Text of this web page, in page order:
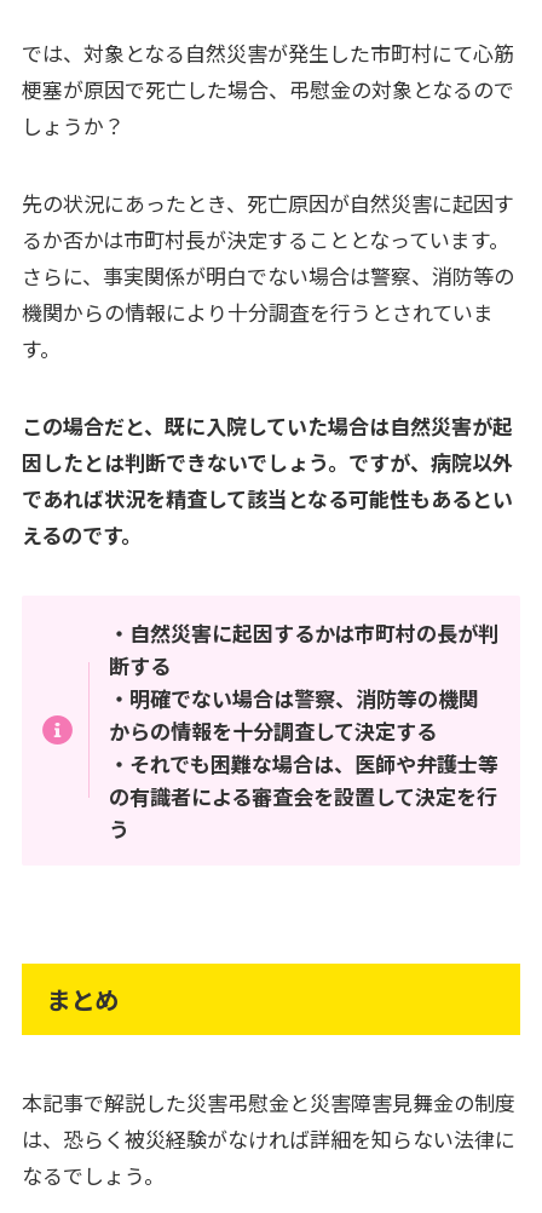
では、対象となる自然災害が発生した市町村にて心筋
梗塞が原因で死亡した場合、弔慰金の対象となるので
しょうか？
先の状況にあったとき、死亡原因が自然災害に起因す
るか否かは市町村長が決定することとなっています。
さらに、事実関係が明白でない場合は警察、消防等の
機関からの情報により十分調査を行うとされていま
す。
この場合だと、既に入院していた場合は自然災害が起
因したとは判断できないでしょう。ですが、病院以外
であれば状況を精査して該当となる可能性もあるとい
えるのです。
・自然災害に起因するかは市町村の長が判
断する
・明確でない場合は警察、消防等の機関
からの情報を十分調査して決定する
・それでも困難な場合は、医師や弁護士等
の有識者による審査会を設置して決定を行
う
まとめ
本記事で解説した災害弔慰金と災害障害見舞金の制度
は、恐らく被災経験がなければ詳細を知らない法律に
なるでしょう。